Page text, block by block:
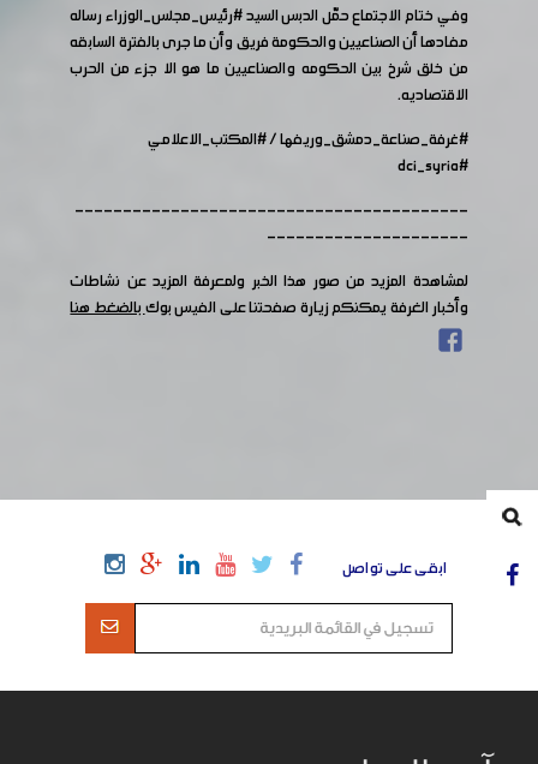
وفي ختام الاجتماع حمّل الدبس السيد#رئيس_مجلس_الوزراءرساله
مفادها أن الصناعيين والحكومة فريق وأن ما جرى بالفترة السابقه
من خلق شرخ بين الحكومه والصناعيين ما هو الا جزء من الحرب
الاقتصاديه.
#غرفة_صناعة_دمشق_وريفها/#المكتب_الاعلامي
#dci_syria
-----------------------------------------
---------------------
لمشاهدة المزيد من صور هذا الخبر ولمعرفة المزيد عن نشاطات
وأخبار الغرفة يمكنكم زيارة صفحتنا على الفيس بوكبالضغط هنا
ابقى على تواصل